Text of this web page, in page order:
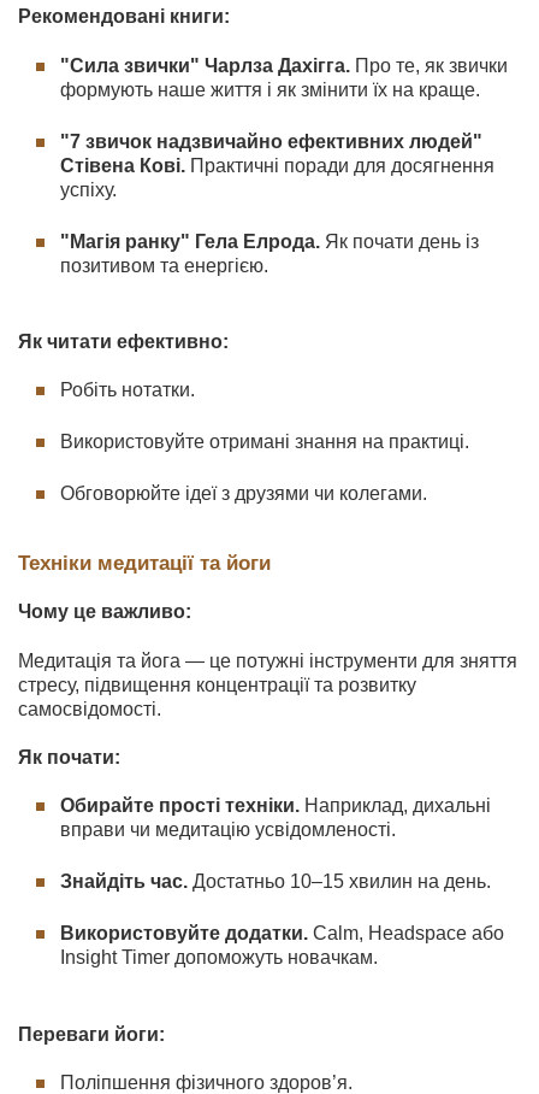
Рекомендовані книги:
"Сила звички" Чарлза Дахігга. Про те, як звички
формують наше життя і як змінити їх на краще.
"7 звичок надзвичайно ефективних людей"
Стівена Кові. Практичні поради для досягнення
успіху.
"Магія ранку" Гела Елрода. Як почати день із
позитивом та енергією.
Як читати ефективно:
Робіть нотатки.
Використовуйте отримані знання на практиці.
Обговорюйте ідеї з друзями чи колегами.
Техніки медитації та йоги
Чому це важливо:
Медитація та йога — це потужні інструменти для зняття
стресу, підвищення концентрації та розвитку
самосвідомості.
Як почати:
Обирайте прості техніки. Наприклад, дихальні
вправи чи медитацію усвідомленості.
Знайдіть час. Достатньо 10–15 хвилин на день.
Використовуйте додатки. Calm, Headspace або
Insight Timer допоможуть новачкам.
Переваги йоги:
Поліпшення фізичного здоров’я.